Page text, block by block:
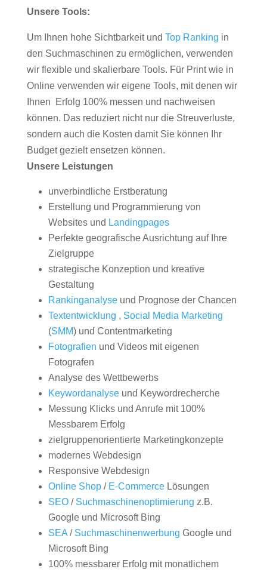
Unsere Tools:
Um Ihnen hohe Sichtbarkeit und Top Ranking in
den Suchmaschinen zu ermöglichen, verwenden
wir flexible und skalierbare Tools. Für Print wie in
Online verwenden wir eigene Tools, mit denen wir
Ihnen Erfolg 100% messen und nachweisen
können. Das reduziert nicht nur die Streuverluste,
sondern auch die Kosten damit Sie können Ihr
Budget gezielt ensetzen können.
Unsere Leistungen
unverbindliche Erstberatung
Erstellung und Programmierung von
Websites und Landingpages
Perfekte geografische Ausrichtung auf Ihre
Zielgruppe
strategische Konzeption und kreative
Gestaltung
Rankinganalyseund Prognose der Chancen
Textentwicklung , Social Media Marketing
(SMM) und Contentmarketing
Fotografien und Videos mit eigenen
Fotografen
Analyse des Wettbewerbs
Keywordanalyseund Keywordrecherche
Messung Klicks und Anrufe mit 100%
Messbarem Erfolg
zielgruppenorientierte Marketingkonzepte
modernes Webdesign
Responsive Webdesign
Online Shop/ E-CommerceLösungen
SEO/ Suchmaschinenoptimierung z.B.
Google und Microsoft Bing
SEA/ Suchmaschinenwerbung Google und
Microsoft Bing
100% messbarer Erfolg mit monatlichem